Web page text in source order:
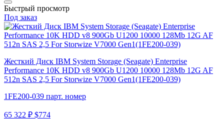
Быстрый просмотр
Под заказ
Жесткий Диск IBM System Storage (Seagate) Enterprise
Performance 10K HDD v8 900Gb U1200 10000 128Mb 12G AF
512n SAS 2,5 For Storwize V7000 Gen1(1FE200-039)
1FE200-039 парт. номер
65 322 ₽ $774